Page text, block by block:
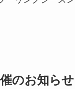
のお知らせ